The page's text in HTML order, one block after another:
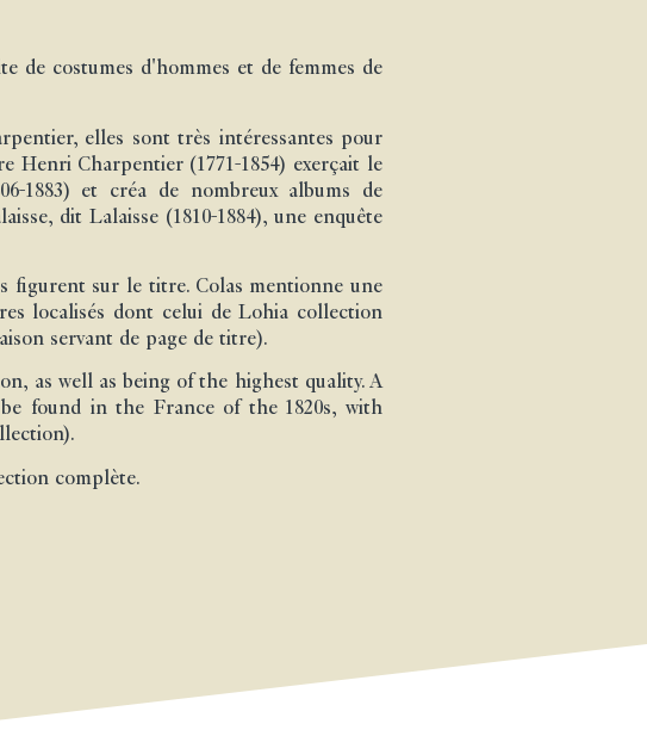
de costumes d'hommes et de femmes de
elles sont très intéressantes pour
Henri Charpentier (1771-1854) exerçait le
1883) et créa de nombreux albums de
dit Lalaisse (1810-1884), une enquête
figurent sur le titre. Colas mentionne une
localisés dont celui de Lohia collection
servant de page de titre).
as well as being of the highest quality. A
found in the France of the 1820s, with
complète.